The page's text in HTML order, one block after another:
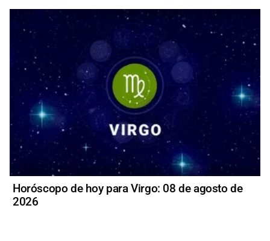
Horóscopo de hoy para Virgo: 08 de agosto de
2026